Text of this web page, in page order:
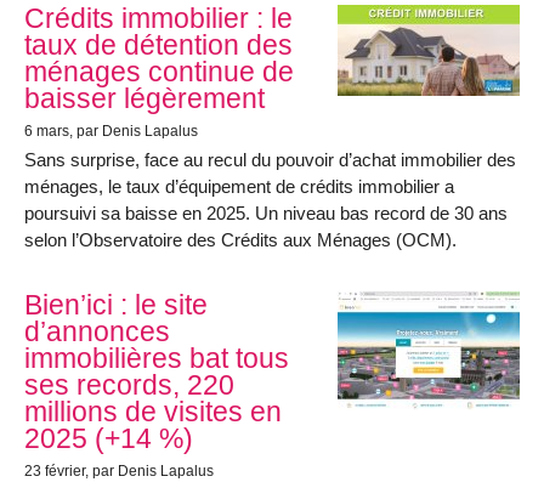
Crédits immobilier : le
taux de détention des
ménages continue de
baisser légèrement
6 mars, par Denis Lapalus
Sans surprise, face au recul du pouvoir d’achat immobilier des
ménages, le taux d’équipement de crédits immobilier a
poursuivi sa baisse en 2025. Un niveau bas record de 30 ans
selon l’Observatoire des Crédits aux Ménages (OCM).
Bien’ici : le site
d’annonces
immobilières bat tous
ses records, 220
millions de visites en
2025 (+14 %)
23 février, par Denis Lapalus